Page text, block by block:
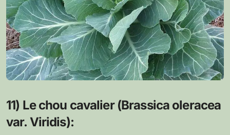
11) Le chou cavalier (Brassica oleracea
var. Viridis):